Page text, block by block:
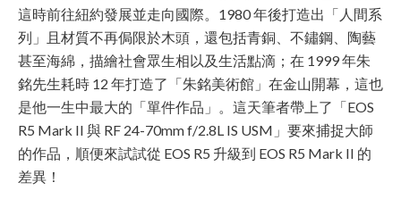
這時前往紐約發展並走向國際。1980 年後打造出「人間系
列」且材質不再侷限於木頭，還包括青銅、不鏽鋼、陶藝
甚至海綿，描繪社會眾生相以及生活點滴；在 1999 年朱
銘先生耗時 12 年打造了「朱銘美術館」在金山開幕，這也
是他一生中最大的「單件作品」。這天筆者帶上了「EOS
R5 Mark II 與 RF 24-70mm f/2.8L IS USM」要來捕捉大師
的作品，順便來試試從 EOS R5 升級到 EOS R5 Mark II 的
差異！